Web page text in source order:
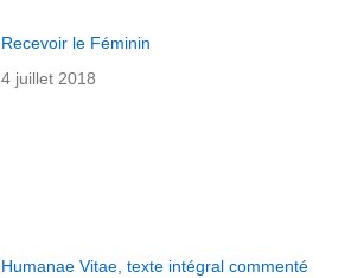
Recevoir le Féminin
4 juillet 2018
Humanae Vitae, texte intégral commenté